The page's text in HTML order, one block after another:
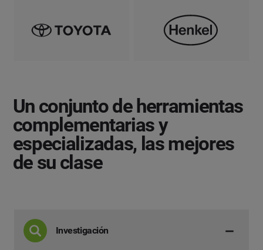
Un conjunto de herramientas
complementarias y
especializadas, las mejores
de su clase
Investigación